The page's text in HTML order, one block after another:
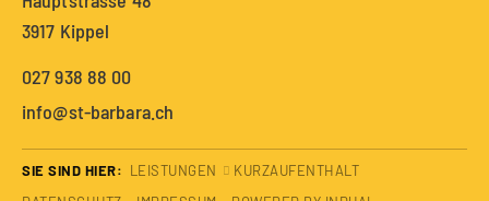
3917 Kippel
027 938 88 00
info@st-barbara.ch
SIE SIND HIER: LEISTUNGEN
KURZAUFENTHALT